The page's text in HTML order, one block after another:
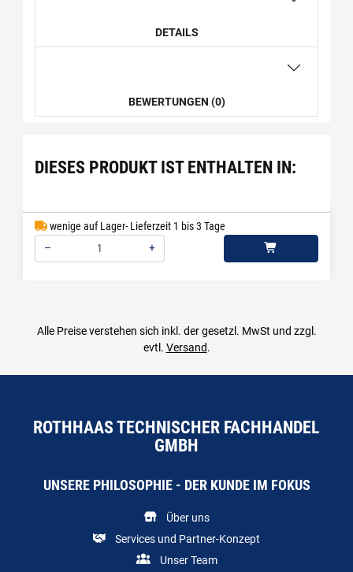
DETAILS
BEWERTUNGEN (0)
DIESES PRODUKT IST ENTHALTEN IN:
wenige auf Lager- Lieferzeit 1 bis 3 Tage
–
+
Alle Preise verstehen sich inkl. der gesetzl. MwSt und zzgl.
evtl. Versand.
ROTHHAAS TECHNISCHER FACHHANDEL
GMBH
UNSERE PHILOSOPHIE - DER KUNDE IM FOKUS
Über uns
Services und Partner-Konzept
Unser Team